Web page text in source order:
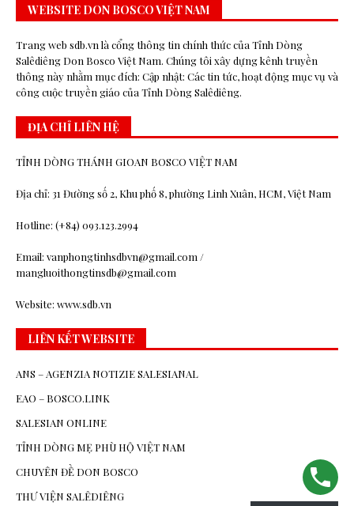
WEBSITE DON BOSCO VIỆT NAM
Trang web sdb.vn là cổng thông tin chính thức của Tỉnh Dòng
Salêdiêng Don Bosco Việt Nam. Chúng tôi xây dựng kênh truyền
thông này nhằm mục đích: Cập nhật: Các tin tức, hoạt động mục vụ và
công cuộc truyền giáo của Tỉnh Dòng Salêdiêng.
ĐỊA CHỈ LIÊN HỆ
TỈNH DÒNG THÁNH GIOAN BOSCO VIỆT NAM
Địa chỉ: 31 Đường số 2, Khu phố 8, phường Linh Xuân, HCM, Việt Nam
Hotline: (+84) 093.123.2994
Email: vanphongtinhsdbvn@gmail.com /
mangluoithongtinsdb@gmail.com
Website: www.sdb.vn
LIÊN KẾT WEBSITE
ANS – AGENZIA NOTIZIE SALESIANAL
EAO – BOSCO.LINK
SALESIAN ONLINE
TỈNH DÒNG MẸ PHÙ HỘ VIỆT NAM
CHUYÊN ĐỀ DON BOSCO
THƯ VIỆN SALÊDIÊNG